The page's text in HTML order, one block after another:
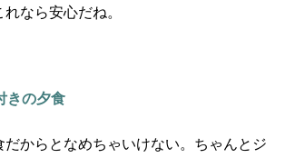
なら安心だね。
きの夕食
だからとなめちゃいけない。ちゃんとジ